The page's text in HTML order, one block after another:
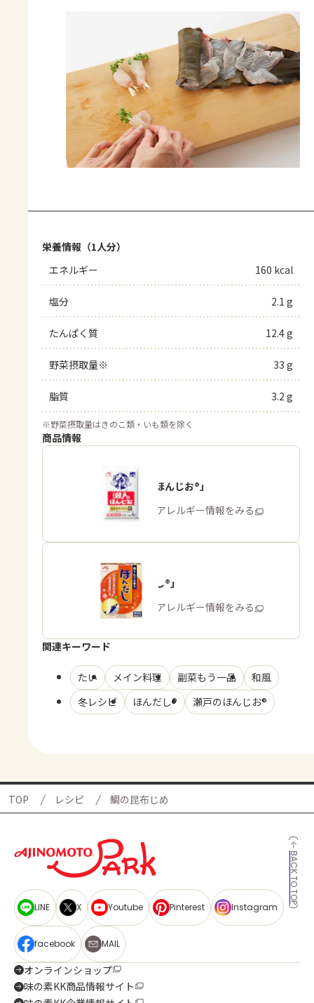
栄養情報（1人分）
エネルギー
160 kcal
塩分 2.1 g
たんぱく質 12.4 g
野菜摂取量※ 33 g
脂質 3.2 g
※野菜摂取量はきのこ類・いも類を除く
商品情報
「瀬戸のほんじお®」
商品・アレルギー情報をみる
「ほんだし®」
商品・アレルギー情報をみる
関連キーワード
たい メイン料理 副菜もう一品
和風
冬レシピ
ほんだし® 瀬戸のほんじお®
TOP レシピ 鯛の昆布じめ
BACK TO TOP
LINE X Youtube Pinterest Instagram
facebook MAIL
オンラインショップ
味の素KK商品情報サイト